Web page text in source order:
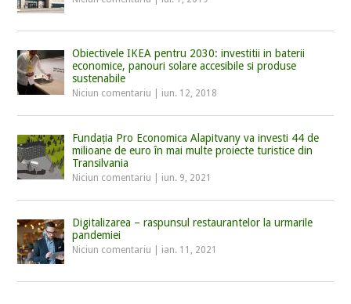
Obiectivele IKEA pentru 2030: investitii in baterii
economice, panouri solare accesibile si produse
sustenabile
Niciun comentariu iun. 12, 2018
Fundația Pro Economica Alapitvany va investi 44 de
milioane de euro în mai multe proiecte turistice din
Transilvania
Niciun comentariu iun. 9, 2021
Digitalizarea – raspunsul restaurantelor la urmarile
pandemiei
Niciun comentariu ian. 11, 2021